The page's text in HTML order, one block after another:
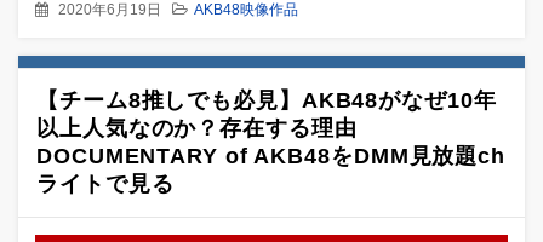
2020年6月19日 AKB48映像作品
【チーム8推しでも必見】AKB48がなぜ10年
以上人気なのか？存在する理由
DOCUMENTARY of AKB48をDMM見放題ch
ライトで見る